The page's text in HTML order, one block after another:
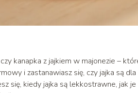
kanapka z jajkiem w majonezie –
i zastanawiasz się, czy jajka są
się, kiedy jajka są lekkostrawne, jak